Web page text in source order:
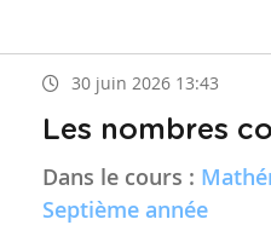
30 juin 2026 13:43
Les nombres
Dans le cours :
Septième année